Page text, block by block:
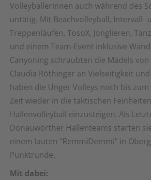
Volleyballerinnen auch während des
untätig. Mit Beachvolleyball, Intervall-
Treppenläufen, TosoX, Jonglieren,
und einem Team-Event inklusive
Canyoning schraubten die Mädels
Claudia Röthinger an Vielseitigkeit
haben die Unger Volleys noch bis
Zeit wieder in die taktischen
Hallenvolleyball einzusteigen. Als
Donauwörther Hallenteams starten
einem lauten “RemmiDemmi” in
Punktrunde.
Mit dabei: